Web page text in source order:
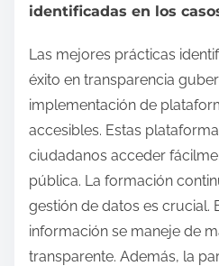
identificadas en los
Las mejores prácticas
éxito en transparencia
implementación de
accesibles. Estas
ciudadanos acceder
pública. La formación
gestión de datos es crucial.
información se maneje de
transparente. Además, la